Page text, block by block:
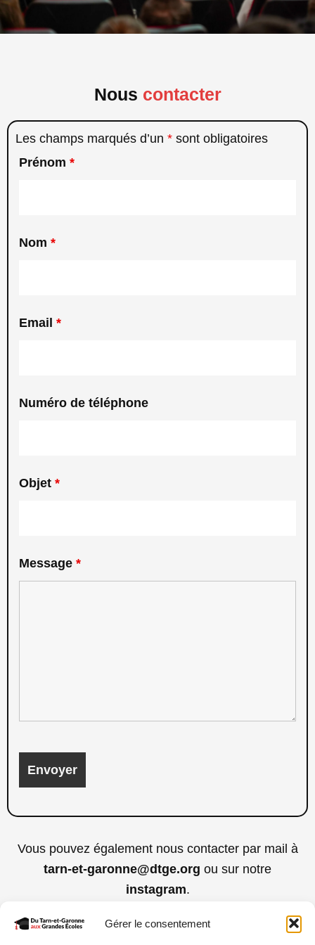
Gérer le consentement
Nous contacter
Les champs marqués d’un * sont obligatoires
Prénom *
Nom *
Email *
Numéro de téléphone
Objet *
Message *
Vous pouvez également nous contacter par mail à
tarn-et-garonne@dtge.org ou sur notre
instagram.